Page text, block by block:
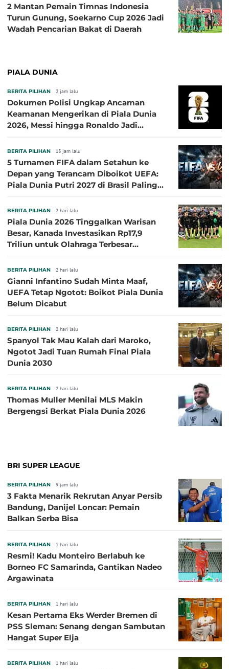
2 Mantan Pemain Timnas Indonesia
Turun Gunung, Soekarno Cup 2026 Jadi
Wadah Pencarian Bakat di Daerah
PIALA DUNIA
BERITA PILIHAN 2 jam lalu
Dokumen Polisi Ungkap Ancaman
Keamanan Mengerikan di Piala Dunia
2026, Messi hingga Ronaldo Jadi
BERITA PILIHAN 13 jam lalu
5 Turnamen FIFA dalam Setahun ke
Depan yang Terancam Diboikot UEFA:
Piala Dunia Putri 2027 di Brasil Paling
BERITA PILIHAN 2 hari lalu
Piala Dunia 2026 Tinggalkan Warisan
Besar, Kanada Investasikan Rp17,9
Triliun untuk Olahraga Terbesar
BERITA PILIHAN 2 hari lalu
Gianni Infantino Sudah Minta Maaf,
UEFA Tetap Ngotot: Boikot Piala Dunia
Belum Dicabut
BERITA PILIHAN 2 hari lalu
Spanyol Tak Mau Kalah dari Maroko,
Ngotot Jadi Tuan Rumah Final Piala
Dunia 2030
BERITA PILIHAN 2 hari lalu
Thomas Muller Menilai MLS Makin
Bergengsi Berkat Piala Dunia 2026
BRI SUPER LEAGUE
BERITA PILIHAN 9 jam lalu
3 Fakta Menarik Rekrutan Anyar Persib
Bandung, Danijel Loncar: Pemain
Balkan Serba Bisa
BERITA PILIHAN 1 hari lalu
Resmi! Kadu Monteiro Berlabuh ke
Borneo FC Samarinda, Gantikan Nadeo
Argawinata
BERITA PILIHAN 1 hari lalu
Kesan Pertama Eks Werder Bremen di
PSS Sleman: Senang dengan Sambutan
Hangat Super Elja
BERITA PILIHAN 1 hari lalu